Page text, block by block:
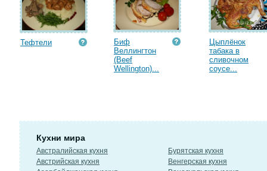
Тефтели
Биф
Веллингтон
(Beef
Wellington)...
Цыплёнок
табака в
сливочном
соусе...
Кухни мира
Австралийская кухня
Австрийская кухня
Бурятская кухня
Венгерская кухня